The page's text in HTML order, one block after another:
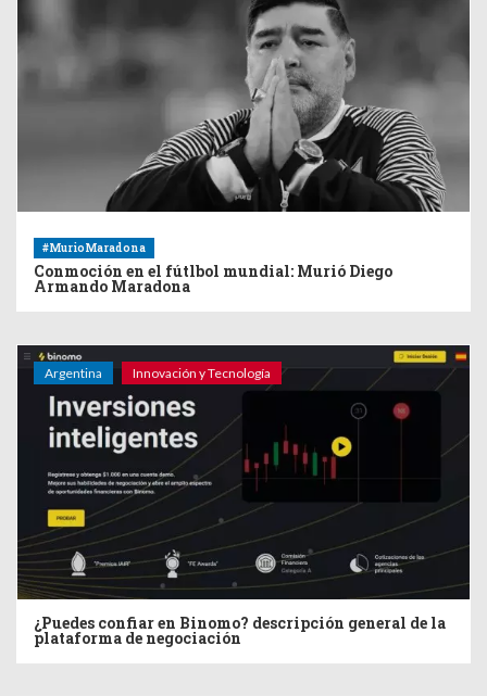
#MurioMaradona
Conmoción en el fútlbol mundial: Murió Diego
Armando Maradona
Argentina Innovación y Tecnología
¿Puedes confiar en Binomo? descripción general de la
plataforma de negociación